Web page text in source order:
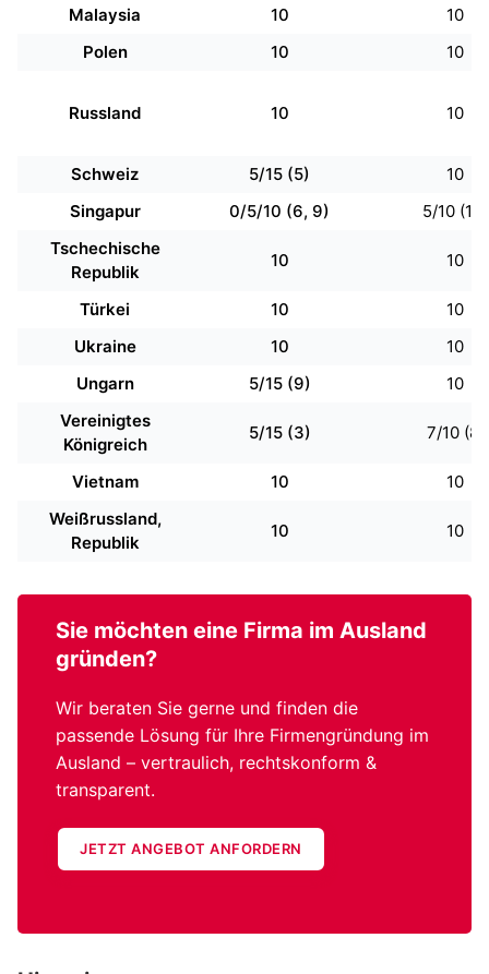
Malaysia
10
10
Polen
10 10
Russland 10 10
Schweiz 5/15 (5)
10
Singapur
0/5/10 (6, 9)
5/10 (10)
Tschechische
Republik
10 10
Türkei 10
10
Ukraine
10
10
Ungarn
5/15 (9)
10
Vereinigtes
Königreich
5/15 (3) 7/10 (8)
Vietnam 10
10
Weißrussland,
Republik
10 10
Sie möchten eine Firma im Ausland
gründen?
Wir beraten Sie gerne und finden die
passende Lösung für Ihre Firmengründung im
Ausland – vertraulich, rechtskonform &
transparent.
JETZT ANGEBOT ANFORDERN